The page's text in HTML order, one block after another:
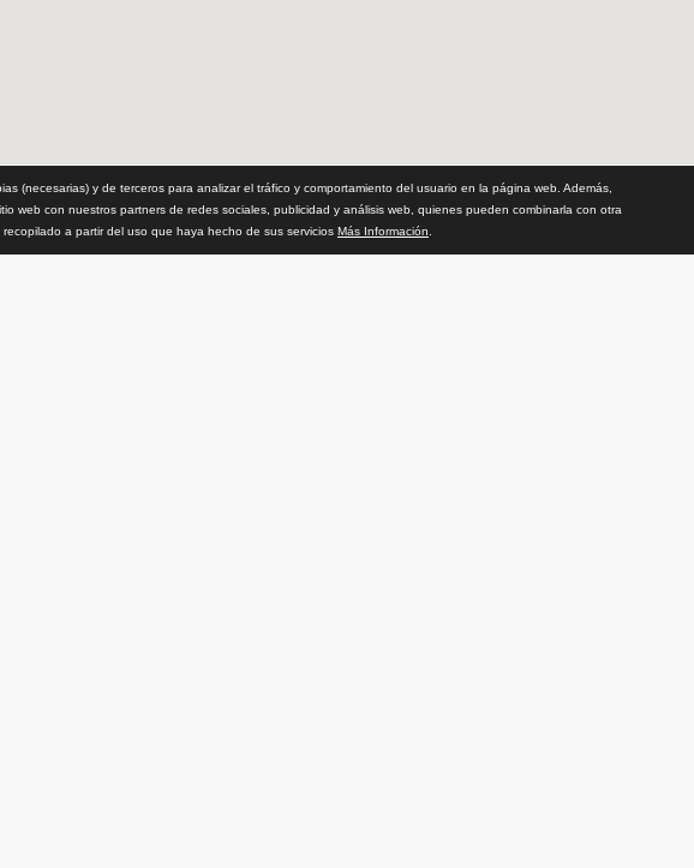
(necesarias) y de terceros para analizar el tráfico y comportamiento del usuario en la página web. Además,
web con nuestros partners de redes sociales, publicidad y análisis web, quienes pueden combinarla con otra
a partir del uso que haya hecho de sus servicios Más Información